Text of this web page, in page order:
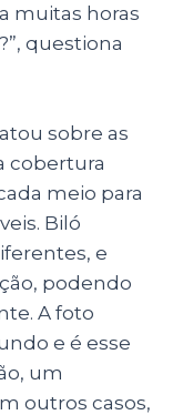
muitas horas
questiona
sobre as
cobertura
meio para
Biló
e
podendo
A foto
e é esse
um
outros casos,